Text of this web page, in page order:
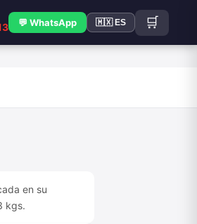
💬 WhatsApp 🇲🇽 ES 🛒
en su
kgs.